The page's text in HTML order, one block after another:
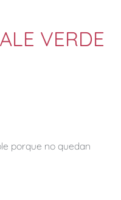
VERDE
porque no quedan